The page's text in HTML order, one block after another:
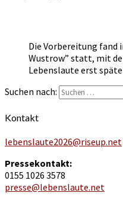
Die Vorbereitung fand
Wustrow” statt, mit
Lebenslaute erst
Suchen nach:
Kontakt
lebenslaute2026@riseup.net
Pressekontakt:
0155 1026 3578
presse@lebenslaute.net